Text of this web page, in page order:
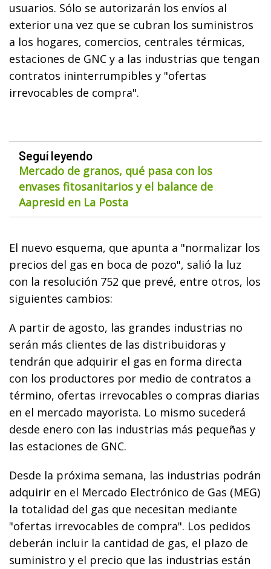
usuarios. Sólo se autorizarán los envíos al
exterior una vez que se cubran los suministros
a los hogares, comercios, centrales térmicas,
estaciones de GNC y a las industrias que tengan
contratos ininterrumpibles y "ofertas
irrevocables de compra".
Seguí leyendo
Mercado de granos, qué pasa con los
envases fitosanitarios y el balance de
Aapresid en La Posta
El nuevo esquema, que apunta a "normalizar los
precios del gas en boca de pozo", salió la luz
con la resolución 752 que prevé, entre otros, los
siguientes cambios:
A partir de agosto, las grandes industrias no
serán más clientes de las distribuidoras y
tendrán que adquirir el gas en forma directa
con los productores por medio de contratos a
término, ofertas irrevocables o compras diarias
en el mercado mayorista. Lo mismo sucederá
desde enero con las industrias más pequeñas y
las estaciones de GNC.
Desde la próxima semana, las industrias podrán
adquirir en el Mercado Electrónico de Gas (MEG)
la totalidad del gas que necesitan mediante
"ofertas irrevocables de compra". Los pedidos
deberán incluir la cantidad de gas, el plazo de
suministro y el precio que las industrias están